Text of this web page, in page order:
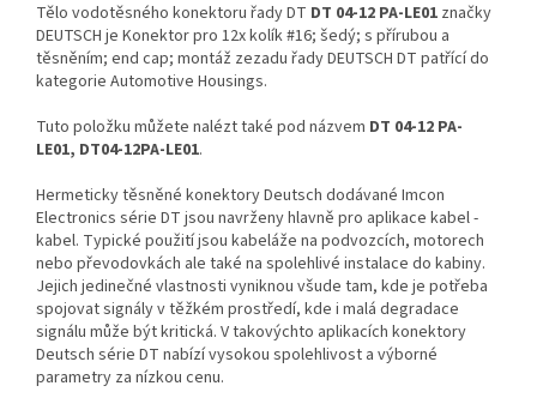
Tělo vodotěsného konektoru řady DT DT 04-12 PA-LE01 značky
DEUTSCH je Konektor pro 12x kolík #16; šedý; s přírubou a
těsněním; end cap; montáž zezadu řady DEUTSCH DT patřící do
kategorie Automotive Housings.
Tuto položku můžete nalézt také pod názvem DT 04-12 PA-
LE01, DT04-12PA-LE01.
Hermeticky těsněné konektory Deutsch dodávané Imcon
Electronics série DT jsou navrženy hlavně pro aplikace kabel -
kabel. Typické použití jsou kabeláže na podvozcích, motorech
nebo převodovkách ale také na spolehlivé instalace do kabiny.
Jejich jedinečné vlastnosti vyniknou všude tam, kde je potřeba
spojovat signály v těžkém prostředí, kde i malá degradace
signálu může být kritická. V takovýchto aplikacích konektory
Deutsch série DT nabízí vysokou spolehlivost a výborné
parametry za nízkou cenu.